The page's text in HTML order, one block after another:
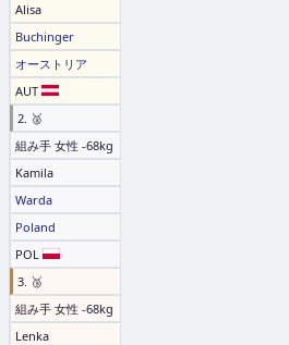
Alisa
Buchinger
オーストリア
AUT
2. 🥈
組み手 女性 -68kg
Kamila
Warda
Poland
POL
3. 🥉
組み手 女性 -68kg
Lenka